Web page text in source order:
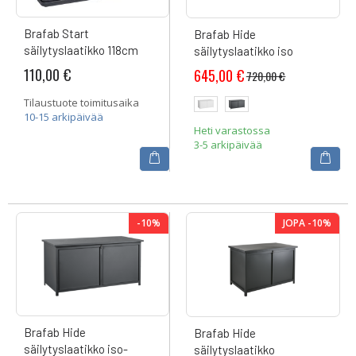
Brafab Start
säilytyslaatikko 118cm
110,00 €
Tilaustuote toimitusaika
10-15 arkipäivää
Brafab Hide
säilytyslaatikko iso
645,00 €720,00 €
Heti varastossa
3-5 arkipäivää
-10%
Brafab Hide
säilytyslaatikko iso-
JOPA -10%
Brafab Hide
säilytyslaatikko